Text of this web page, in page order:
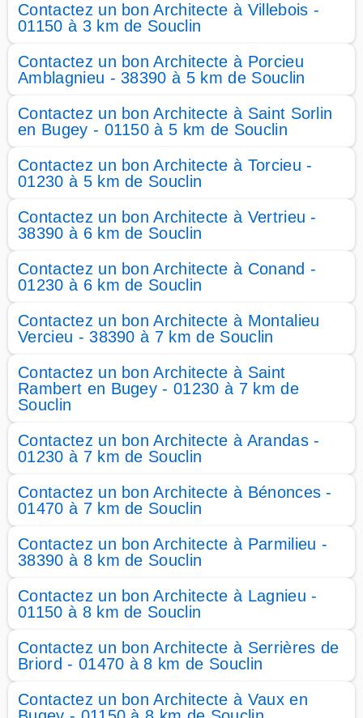
Contactez un bon Architecte à Villebois -
01150 à 3 km de Souclin
Contactez un bon Architecte à Porcieu
Amblagnieu - 38390 à 5 km de Souclin
Contactez un bon Architecte à Saint Sorlin
en Bugey - 01150 à 5 km de Souclin
Contactez un bon Architecte à Torcieu -
01230 à 5 km de Souclin
Contactez un bon Architecte à Vertrieu -
38390 à 6 km de Souclin
Contactez un bon Architecte à Conand -
01230 à 6 km de Souclin
Contactez un bon Architecte à Montalieu
Vercieu - 38390 à 7 km de Souclin
Contactez un bon Architecte à Saint
Rambert en Bugey - 01230 à 7 km de
Souclin
Contactez un bon Architecte à Arandas -
01230 à 7 km de Souclin
Contactez un bon Architecte à Bénonces -
01470 à 7 km de Souclin
Contactez un bon Architecte à Parmilieu -
38390 à 8 km de Souclin
Contactez un bon Architecte à Lagnieu -
01150 à 8 km de Souclin
Contactez un bon Architecte à Serrières de
Briord - 01470 à 8 km de Souclin
Contactez un bon Architecte à Vaux en